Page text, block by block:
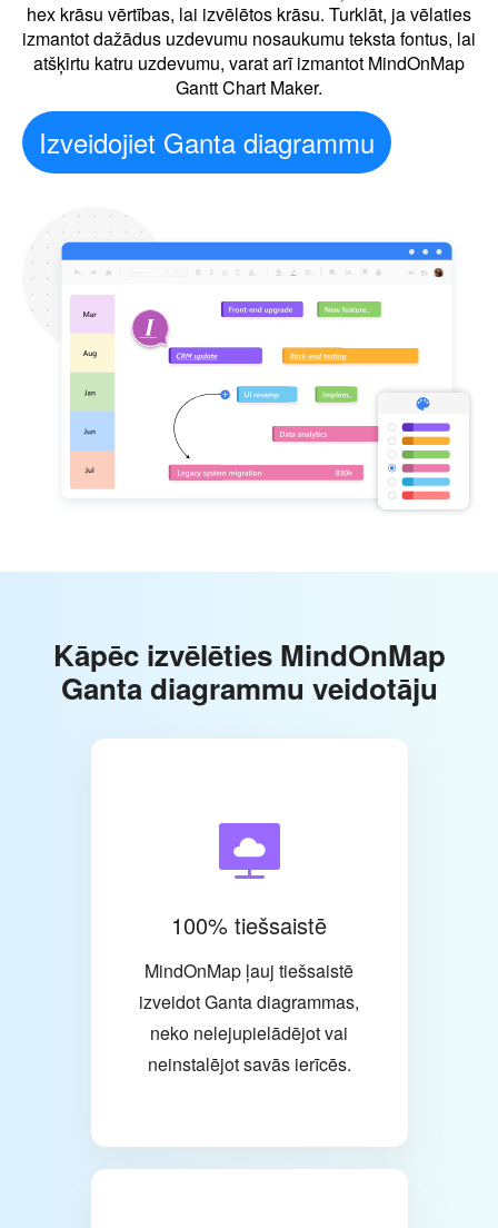
hex krāsu vērtības, lai izvēlētos krāsu. Turklāt, ja vēlaties
izmantot dažādus uzdevumu nosaukumu teksta fontus, lai
atšķirtu katru uzdevumu, varat arī izmantot MindOnMap
Gantt Chart Maker.
Izveidojiet Ganta diagrammu
Kāpēc izvēlēties MindOnMap
Ganta diagrammu veidotāju
100% tiešsaistē
MindOnMap ļauj tiešsaistē
izveidot Ganta diagrammas,
neko nelejupielādējot vai
neinstalējot savās ierīcēs.